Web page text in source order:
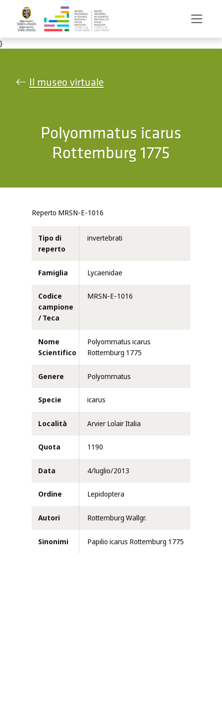
Salta al contenuto principale
}
Il museo virtuale
Polyommatus icarus
Rottemburg 1775
Reperto MRSN-E-1016
Tipo di
reperto
invertebrati
Famiglia Lycaenidae
Codice
campione
/ Teca
MRSN-E-1016
Nome
Scientifico
Polyommatus icarus
Rottemburg 1775
Genere Polyommatus
Specie icarus
Località Arvier Lolair Italia
Quota 1190
Data 4/luglio/2013
Ordine Lepidoptera
Autori Rottemburg Wallgr.
Sinonimi Papilio icarus Rottemburg 1775